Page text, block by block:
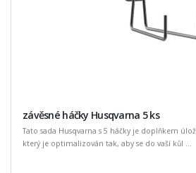
závěsné háčky Husqvarna 5 ks
Tato sada Husqvarna s 5 háčky je doplňkem
který je optimalizován tak, aby se do vaší kůl ...